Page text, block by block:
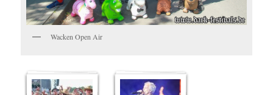
Wacken Open Air